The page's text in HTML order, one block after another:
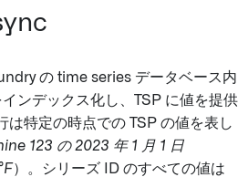
の time series データベース内
ンデックス化し、TSP に値を提供
は特定の時点での TSP の値を表し
123 の 2023 年 1 月 1 日
）。シリーズ ID のすべての値は